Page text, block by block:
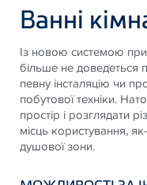
Ванні
Із новою системою
більше не доведеться
певну інсталяцію чи
побутової техніки.
простір і розглядати
місць користування,
душової зони.